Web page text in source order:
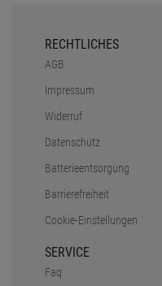
RECHTLICHES
AGB
Impressum
Widerruf
Datenschutz
Batterieentsorgung
Barrierefreiheit
Cookie-Einstellungen
SERVICE
Faq